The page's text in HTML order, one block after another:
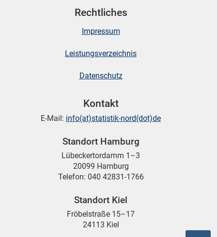
Rechtliches
Impressum
Leistungsverzeichnis
Datenschutz
Kontakt
E-Mail: info(at)statistik-nord(dot)de
Standort Hamburg
Lübeckertordamm 1–3
20099 Hamburg
Telefon: 040 42831-1766
Standort Kiel
Fröbelstraße 15–17
24113 Kiel